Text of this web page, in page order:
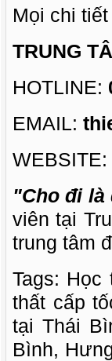
Mọi chi
TRUNG
HOTLINE:
EMAIL:
WEBSITE:
"Cho đi là
viên tại
trung tâm
Tags:
thất cấp
tại Thái
Bình,